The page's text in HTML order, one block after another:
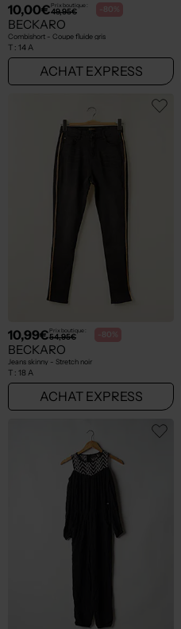
10,00€Prix boutique :
49,95€ -80%
BECKARO
Combishort - Coupe fluide gris
T : 14 A
ACHAT EXPRESS
10,99€Prix boutique :
54,95€ -80%
BECKARO
Jeans skinny - Stretch noir
T : 18 A
ACHAT EXPRESS